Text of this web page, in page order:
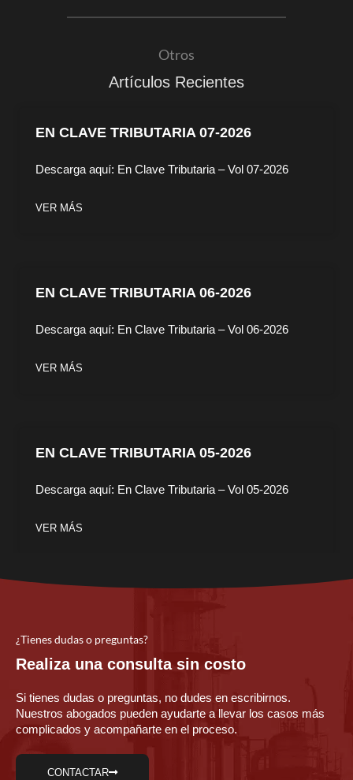
Otros
Artículos Recientes
EN CLAVE TRIBUTARIA 07-2026
Descarga aquí: En Clave Tributaria – Vol 07-2026
VER MÁS
EN CLAVE TRIBUTARIA 06-2026
Descarga aquí: En Clave Tributaria – Vol 06-2026
VER MÁS
EN CLAVE TRIBUTARIA 05-2026
Descarga aquí: En Clave Tributaria – Vol 05-2026
VER MÁS
¿Tienes dudas o preguntas?
Realiza una consulta sin costo
Si tienes dudas o preguntas, no dudes en escribirnos.
Nuestros abogados pueden ayudarte a llevar los casos más
complicados y acompañarte en el proceso.
CONTACTAR